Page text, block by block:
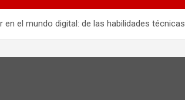
el mundo digital: de las habilidades